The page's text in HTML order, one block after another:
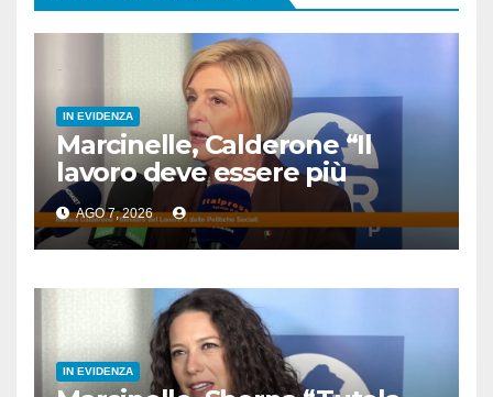
IN EVIDENZA
Marcinelle, Calderone “Il
lavoro deve essere più
sicuro”
AGO 7, 2026
IN EVIDENZA